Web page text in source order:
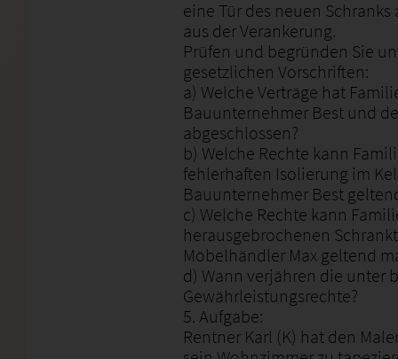
eine Tür des neuen
aus der Verankerung.
Prüfen und begründen Sie
gesetzlichen Vorschriften:
a) Welche Verträge hat
Bauunternehmer Best und
abgeschlossen?
b) Welche Rechte kann
fehlerhaften Isolierung im
Bauunternehmer Best
c) Welche Rechte kann
herausgebrochenen
Möbelhändler Max geltend
d) Wann verjähren die unter
Gewährleistungsrechte?
5. Aufgabe:
Rentner Karl (K) hat den